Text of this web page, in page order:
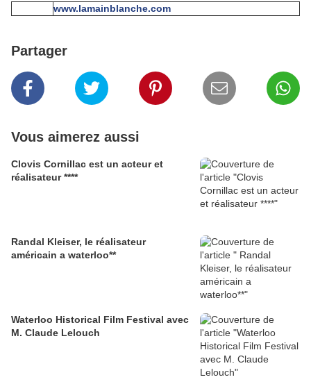
www.lamainblanche.com
Partager
Vous aimerez aussi
Clovis Cornillac est un acteur et
réalisateur ****
Randal Kleiser, le réalisateur
américain a waterloo**
Waterloo Historical Film Festival avec
M. Claude Lelouch